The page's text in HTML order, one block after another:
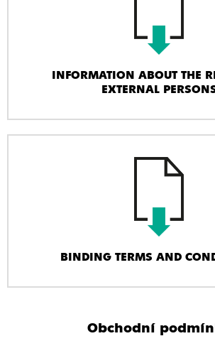
INFORMATION ABOUT THE
EXTERNAL
BINDING TERMS AND
Obchodní